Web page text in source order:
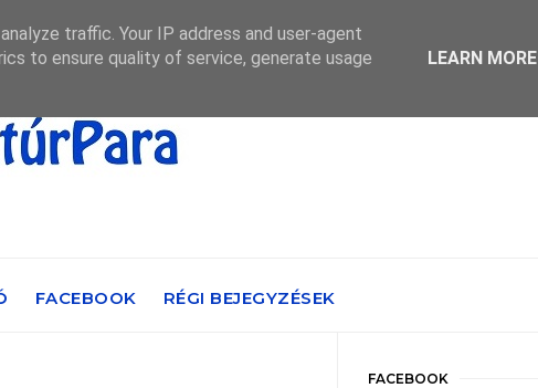
FACEBOOK RÉGI BEJEGYZÉSEK
FACEBOOK
traffic. Your IP address and user-agent
to ensure quality of service, generate usage
LEARN MORE